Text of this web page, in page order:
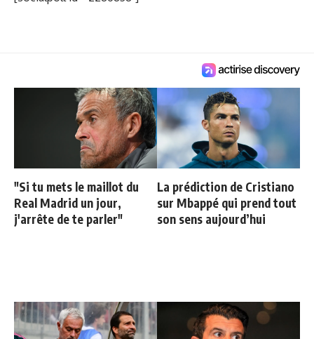
"Si tu mets le maillot du
Real Madrid un jour,
j'arrête de te parler"
La prédiction de Cristiano
sur Mbappé qui prend tout
son sens aujourd’hui